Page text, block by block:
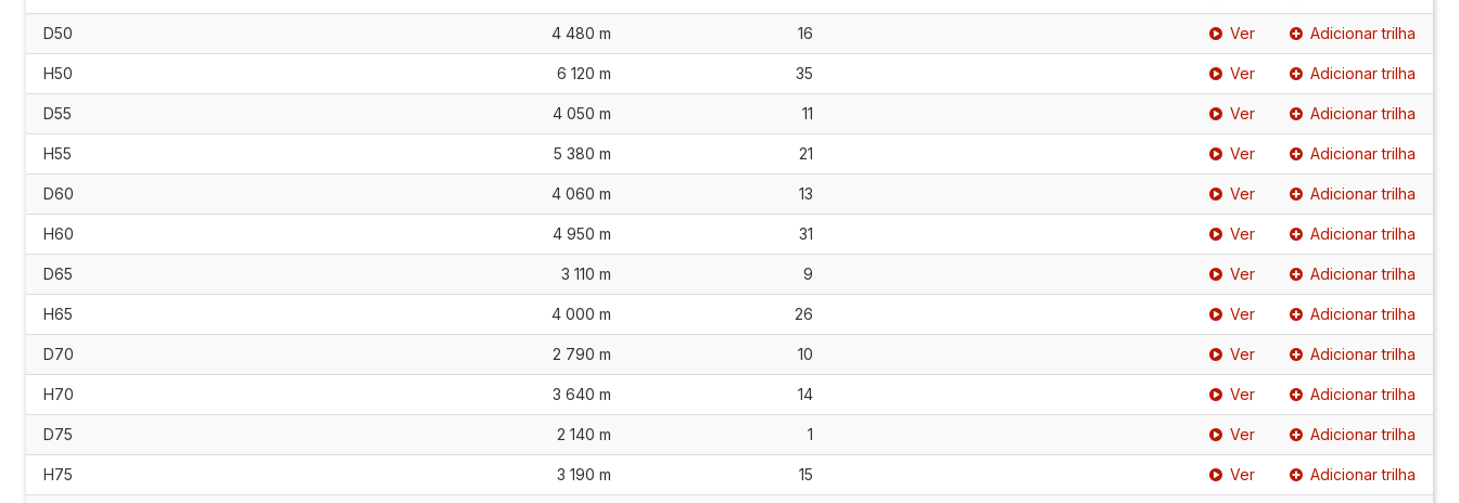
D50 4 480 m 16 Ver Adicionar trilha
H50 6 120 m 35 Ver Adicionar trilha
D55 4 050 m 11 Ver Adicionar trilha
H55 5 380 m 21 Ver Adicionar trilha
D60 4 060 m 13 Ver Adicionar trilha
H60 4 950 m 31 Ver Adicionar trilha
D65 3 110 m 9 Ver Adicionar trilha
H65 4 000 m 26 Ver Adicionar trilha
D70 2 790 m 10 Ver Adicionar trilha
H70 3 640 m 14 Ver Adicionar trilha
D75 2 140 m 1 Ver Adicionar trilha
H75 3 190 m 15 Ver Adicionar trilha